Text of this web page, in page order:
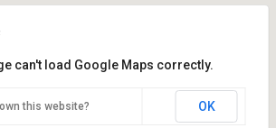
Zoetermeer
can't load Google Maps correctly.
this website? OK